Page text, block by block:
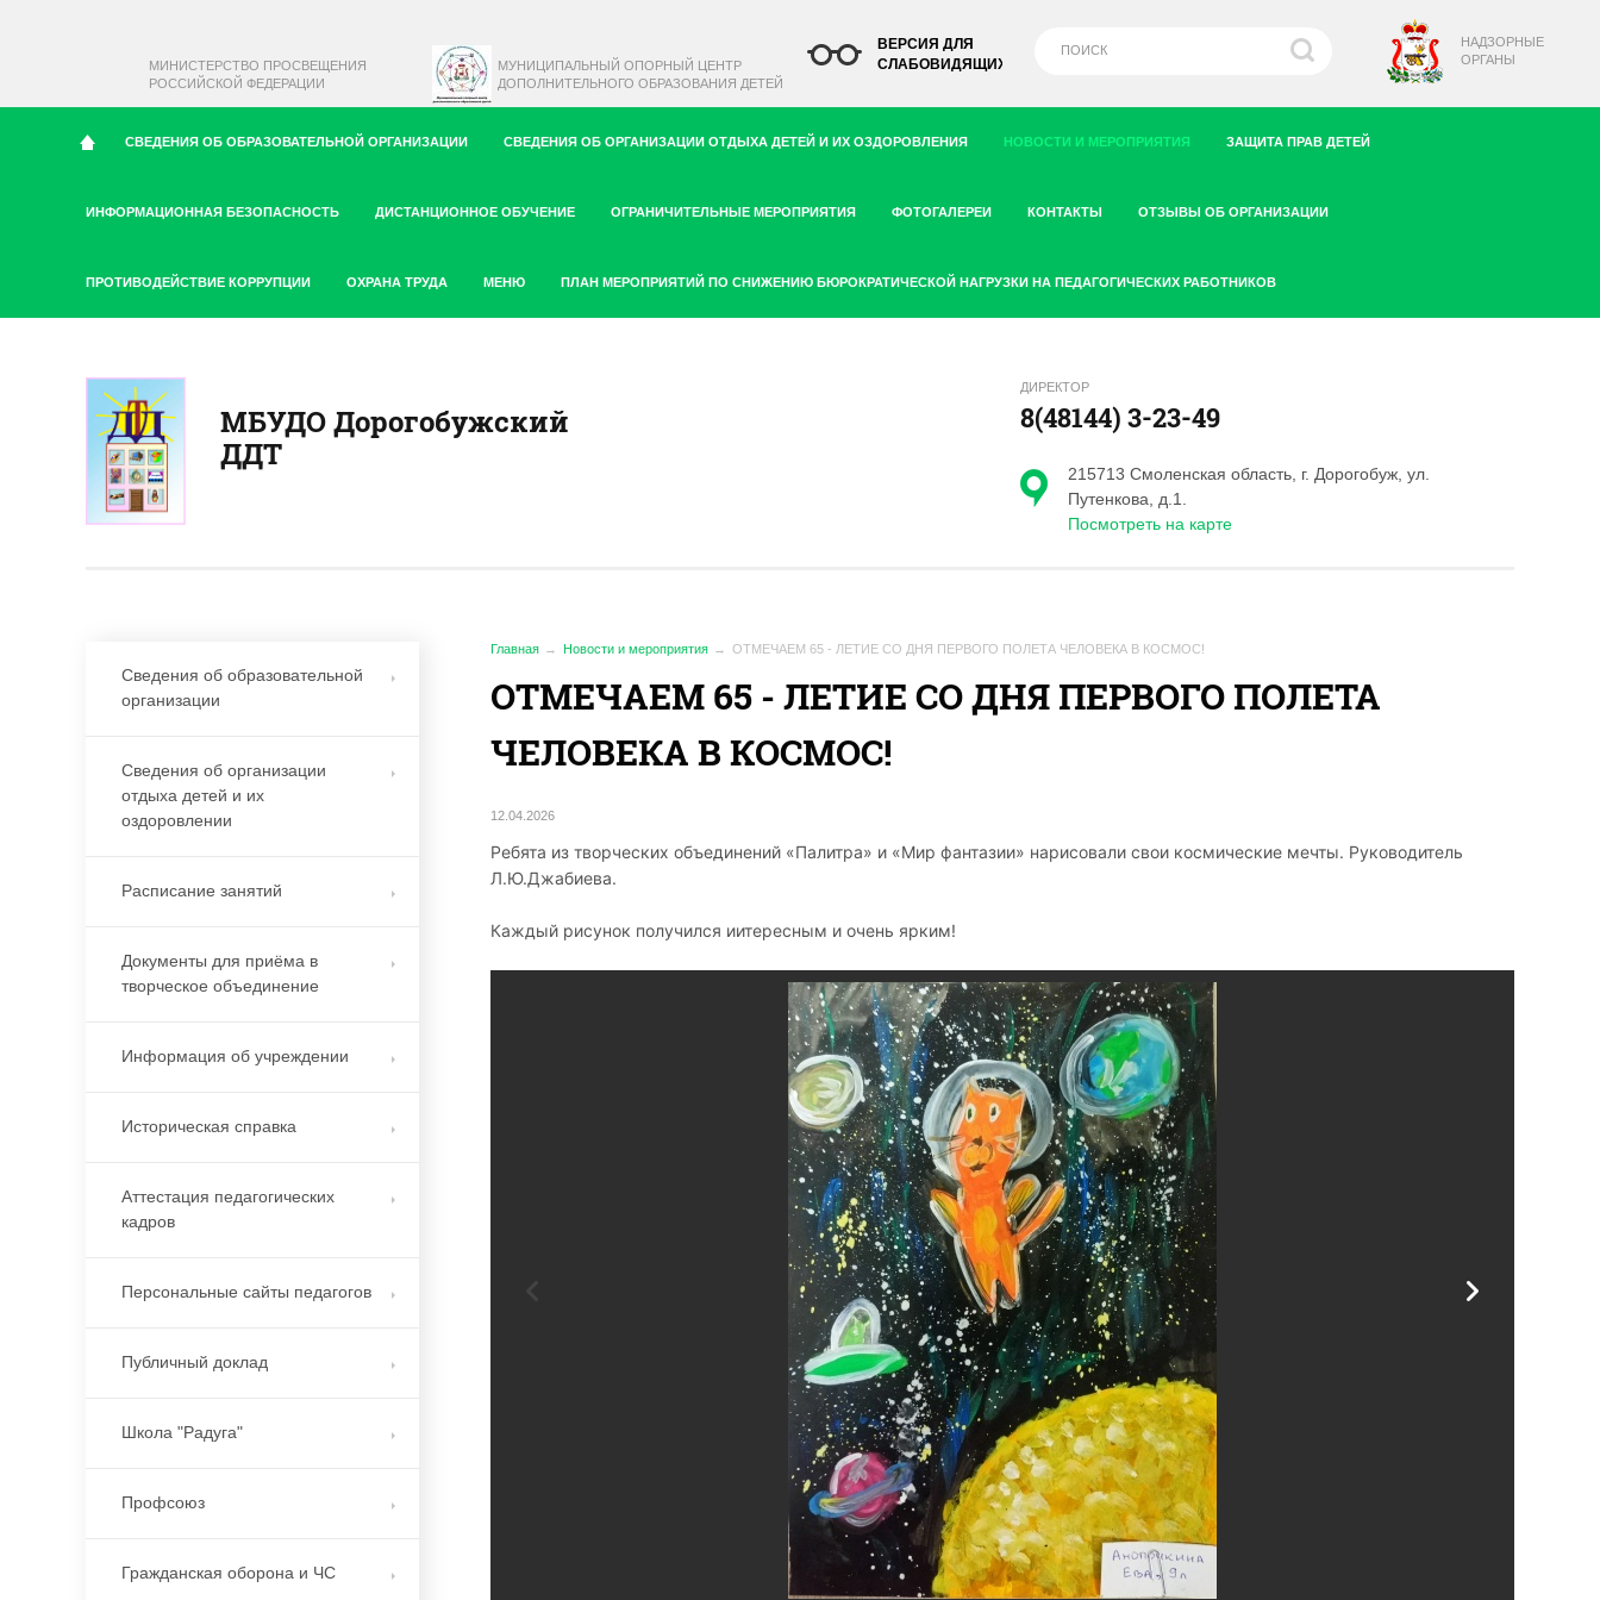
МИНИСТЕРСТВО ПРОСВЕЩЕНИЯ
РОССИЙСКОЙ ФЕДЕРАЦИИ
МУНИЦИПАЛЬНЫЙ ОПОРНЫЙ ЦЕНТР
ДОПОЛНИТЕЛЬНОГО ОБРАЗОВАНИЯ ДЕТЕЙ
НАДЗОРНЫЕ
ОРГАНЫ
ВЕРСИЯ ДЛЯ
СЛАБОВИДЯЩИХ
СВЕДЕНИЯ ОБ ОБРАЗОВАТЕЛЬНОЙ ОРГАНИЗАЦИИ СВЕДЕНИЯ ОБ ОРГАНИЗАЦИИ ОТДЫХА ДЕТЕЙ И ИХ ОЗДОРОВЛЕНИЯ НОВОСТИ И МЕРОПРИЯТИЯ ЗАЩИТА ПРАВ ДЕТЕЙ
ИНФОРМАЦИОННАЯ БЕЗОПАСНОСТЬ ДИСТАНЦИОННОЕ ОБУЧЕНИЕ ОГРАНИЧИТЕЛЬНЫЕ МЕРОПРИЯТИЯ ФОТОГАЛЕРЕИ КОНТАКТЫ ОТЗЫВЫ ОБ ОРГАНИЗАЦИИ
ПРОТИВОДЕЙСТВИЕ КОРРУПЦИИ ОХРАНА ТРУДА МЕНЮ ПЛАН МЕРОПРИЯТИЙ ПО СНИЖЕНИЮ БЮРОКРАТИЧЕСКОЙ НАГРУЗКИ НА ПЕДАГОГИЧЕСКИХ РАБОТНИКОВ
МБУДО Дорогобужский
ДДТ
ДИРЕКТОР
8(48144) 3-23-49
215713 Смоленская область, г. Дорогобуж, ул.
Путенкова, д.1.
Посмотреть на карте
Главная Новости и мероприятия ️ОТМЕЧАЕМ 65 - ЛЕТИЕ СО ДНЯ ПЕРВОГО ПОЛЕТА ЧЕЛОВЕКА В КОСМОС!
️ОТМЕЧАЕМ 65 - ЛЕТИЕ СО ДНЯ ПЕРВОГО ПОЛЕТА
ЧЕЛОВЕКА В КОСМОС!
12.04.2026
Ребята из творческих объединений «Палитра» и «Мир фантазии» нарисовали свои космические мечты. Руководитель
Л.Ю.Джабиева.
Каждый рисунок получился иитересным и очень ярким!
Сведения об образовательной
организации
Сведения об организации
отдыха детей и их
оздоровлении
Расписание занятий
Документы для приёма в
творческое объединение
Информация об учреждении
Историческая справка
Аттестация педагогических
кадров
Персональные сайты педагогов
Публичный доклад
Школа "Радуга"
Профсоюз
Гражданская оборона и ЧС